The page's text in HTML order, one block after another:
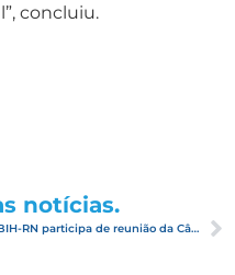
concluiu.
notícias.
ABIH-RN participa de reunião da Câmara Setorial de Comércio e Serviços do Estado